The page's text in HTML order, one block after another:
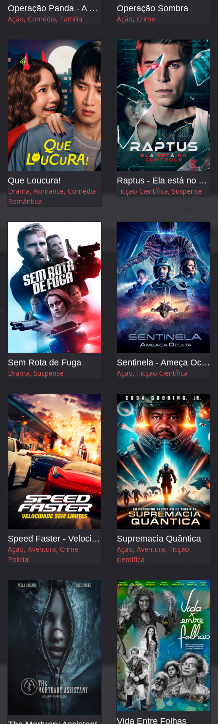
Operação Panda - A Tribo Mágica
Ação, Comédia, Família
Operação Sombra
Ação, Crime
Que Loucura!
Drama, Romance, Comédia
Romântica
Raptus - Ela está no Controle
Ficção Científica, Suspense
Sem Rota de Fuga
Drama, Suspense
Sentinela - Ameça Oculta
Ação, Ficção Científica
Speed Faster - Velocidade sem Limites
Ação, Aventura, Crime,
Policial
Supremacia Quântica
Ação, Aventura, Ficção
científica
Vida Entre Folhas